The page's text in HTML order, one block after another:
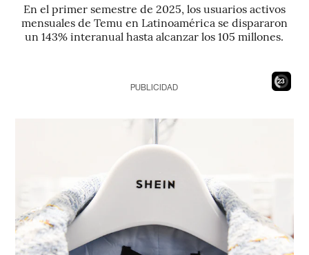
En el primer semestre de 2025, los usuarios activos
mensuales de Temu en Latinoamérica se dispararon
un 143% interanual hasta alcanzar los 105 millones.
21
PUBLICIDAD